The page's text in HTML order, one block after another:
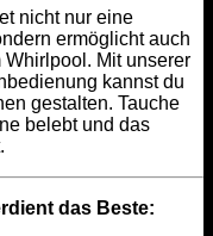
nicht nur eine
ermöglicht auch
Mit unserer
kannst du
gestalten. Tauche
belebt und das
das Beste: